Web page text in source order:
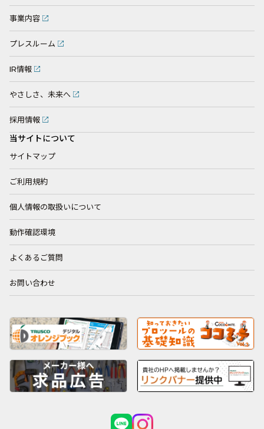
事業内容
プレスルーム
IR情報
やさしさ、未来へ
採用情報
当サイトについて
サイトマップ
ご利用規約
個人情報の取扱いについて
動作確認環境
よくあるご質問
お問い合わせ